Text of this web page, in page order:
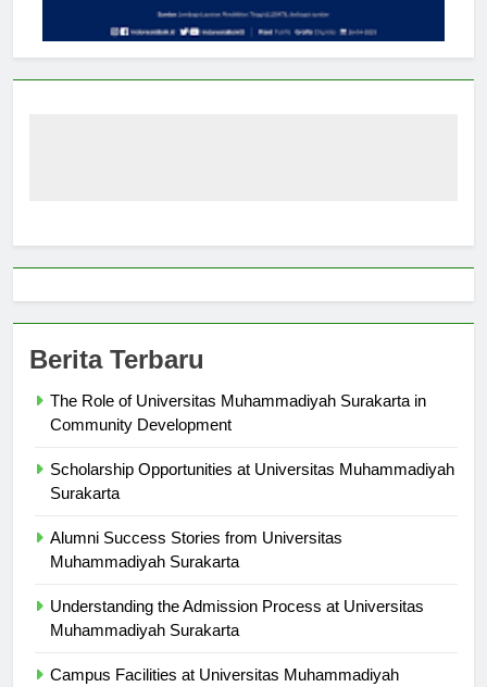
Berita Terbaru
The Role of Universitas Muhammadiyah Surakarta in
Scholarship Opportunities at Universitas Muhammadiyah
Alumni Success Stories from Universitas
Understanding the Admission Process at Universitas